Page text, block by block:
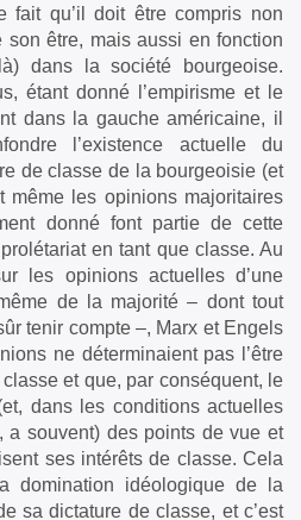
fait qu’il doit être compris non
son être, mais aussi en fonction
dans la société bourgeoise.
étant donné l’empirisme et le
dans la gauche américaine, il
l’existence actuelle du
de classe de la bourgeoisie (et
même les opinions majoritaires
donné font partie de cette
en tant que classe. Au
les opinions actuelles d’une
de la majorité – dont tout
tenir compte –, Marx et Engels
ne déterminaient pas l’être
et que, par conséquent, le
dans les conditions actuelles
a souvent) des points de vue et
ses intérêts de classe. Cela
domination idéologique de la
sa dictature de classe, et c’est